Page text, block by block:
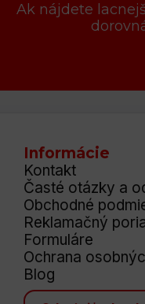
Ak nájdete
Informácie
Kontakt
Časté otázky a
Obchodné
Reklamačný
Formuláre
Ochrana
Blog